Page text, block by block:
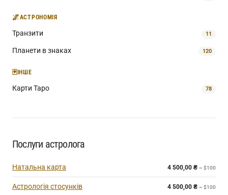
🌌АСТРОНОМІЯ
Транзити 11
Планети в знаках 120
🃏ІНШЕ
Карти Таро 78
Послуги астролога
Натальна карта 4 500,00 ₴ ~ $100
Астрологія стосунків 4 500,00 ₴ ~ $100